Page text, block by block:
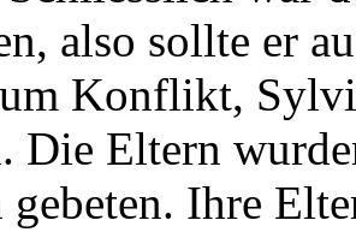
also sollte er
Konflikt,
Die Eltern
gebeten. Ihre